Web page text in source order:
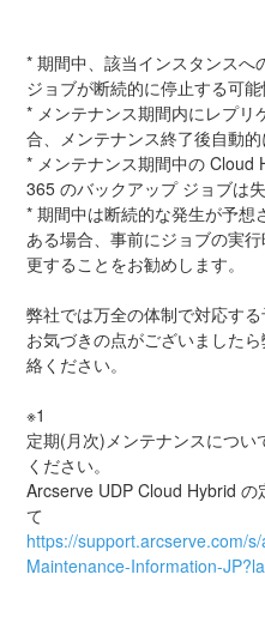
* 期間中、該当インスタンスへ
ジョブが断続的に停止する可能
* メンテナンス期間内にレプ
合、メンテナンス終了後自動的
* メンテナンス期間中の Cloud
365 のバックアップ ジョブは
* 期間中は断続的な発生が予
ある場合、事前にジョブの実
更することをお勧めします。
弊社では万全の体制で対応す
お気づきの点がございました
絡ください。
※1
定期(月次)メンテナンスにつ
ください。
Arcserve UDP Cloud Hybrid
て
https://support.arcserve.com/
Maintenance-Information-